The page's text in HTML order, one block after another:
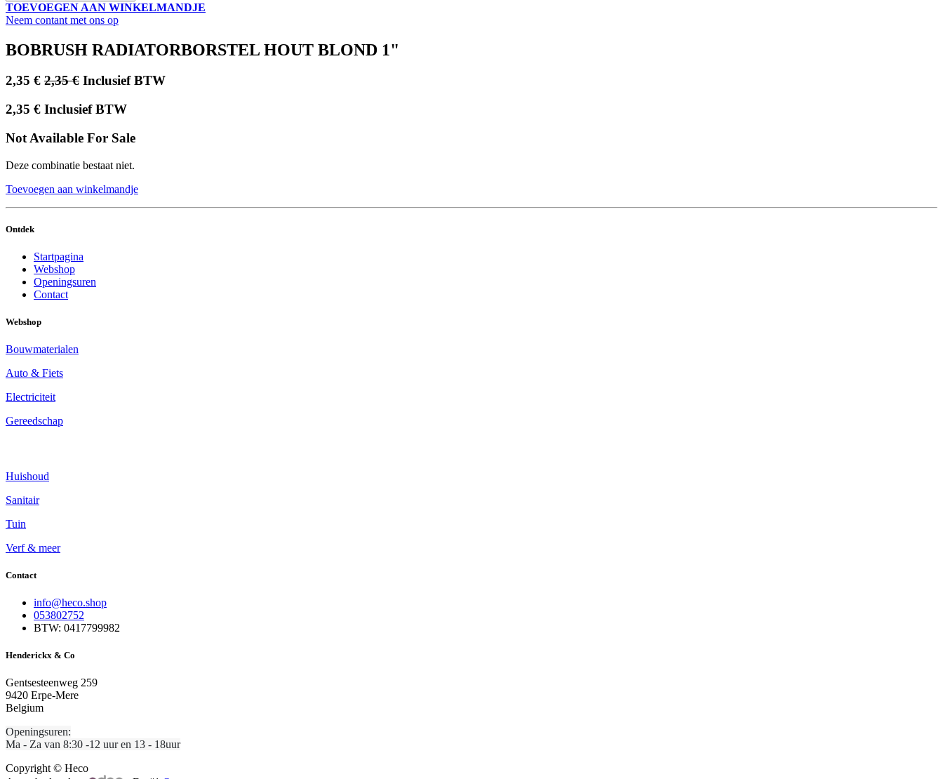
TOEVOEGEN AAN WINKELMANDJE
Neem contant met ons op
BOBRUSH RADIATORBORSTEL HOUT BLOND 1"
2,35 € 2,35€ Inclusief BTW
2,35 € Inclusief BTW
Not Available For Sale
Deze combinatie bestaat niet.
Toevoegen aan winkelmandje
Ontdek
Startpagina
Webshop
Openingsuren
Contact
Webshop
Bouwmaterialen​
Auto & Fiets
Electriciteit
Gereedschap
Huishoud
Sanitair​
Tuin
Verf & meer
Contact
info@heco.shop
053802752
BTW: 0417799982
Henderickx & Co
Gentsesteenweg 259
9420 Erpe-Mere
Belgium
Openingsuren:
Ma - Za van 8:30 -12 uur en 13 - 18uur
Copyright © Heco